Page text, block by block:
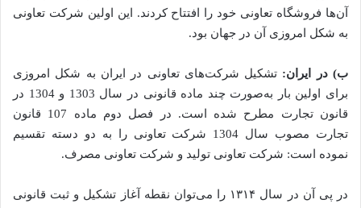
آن‌ها فروشگاه تعاونی خود را افتتاح کردند. این اولین شرکت تعاونی
به شکل امروزی آن در جهان بود.
ب) در ایران: تشکیل شرکت‌های تعاونی در ایران به شکل امروزی
برای اولین بار به‌صورت چند ماده قانونی در سال 1303 و 1304 در
قانون تجارت مطرح شده است. در فصل دوم ماده 107 قانون
تجارت مصوب سال 1304 شرکت تعاونی را به دو دسته تقسیم
نموده است: شرکت تعاونی تولید و شرکت تعاونی مصرف.
در پی آن در سال ۱۳۱۴ را می‌توان نقطه آغاز تشکیل و ثبت قانونی